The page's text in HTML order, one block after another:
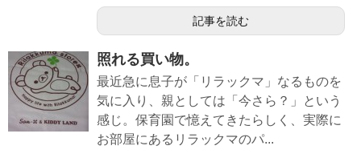
記事を読む
照れる買い物。
最近急に息子が「リラックマ」なるものを
気に入り、親としては「今さら？」という
感じ。保育園で憶えてきたらしく、実際に
お部屋にあるリラックマのパ...